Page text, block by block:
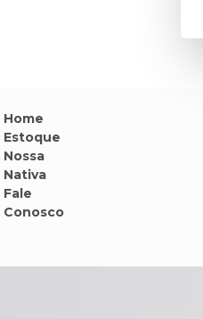
Home
Estoque
Nossa
Nativa
Fale
Conosco